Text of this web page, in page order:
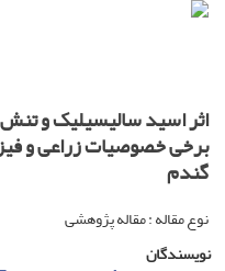
اثر اسید سالیسیلیک و
برخی خصوصیات زراعی و
گندم
نوع مقاله : مقاله پژوهشی
نویسندگان